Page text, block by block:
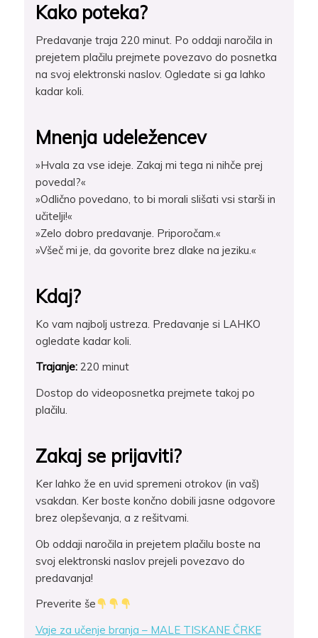
Kako poteka?
Predavanje traja 220 minut. Po oddaji naročila in
prejetem plačilu prejmete povezavo do posnetka
na svoj elektronski naslov. Ogledate si ga lahko
kadar koli.
Mnenja udeležencev
»Hvala za vse ideje. Zakaj mi tega ni nihče prej
povedal?«
»Odlično povedano, to bi morali slišati vsi starši in
učitelji!«
»Zelo dobro predavanje. Priporočam.«
»Všeč mi je, da govorite brez dlake na jeziku.«
Kdaj?
Ko vam najbolj ustreza. Predavanje si LAHKO
ogledate kadar koli.
Trajanje: 220 minut
Dostop do videoposnetka prejmete takoj po
plačilu.
Zakaj se prijaviti?
Ker lahko že en uvid spremeni otrokov (in vaš)
vsakdan. Ker boste končno dobili jasne odgovore
brez olepševanja, a z rešitvami.
Ob oddaji naročila in prejetem plačilu boste na
svoj elektronski naslov prejeli povezavo do
predavanja!
Preverite še
Vaje za učenje branja – MALE TISKANE ČRKE